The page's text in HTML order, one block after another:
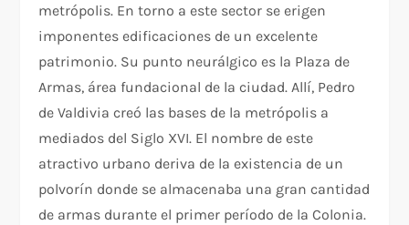
metrópolis. En torno a este sector se erigen
imponentes edificaciones de un excelente
patrimonio. Su punto neurálgico es la Plaza de
Armas, área fundacional de la ciudad. Allí, Pedro
de Valdivia creó las bases de la metrópolis a
mediados del Siglo XVI. El nombre de este
atractivo urbano deriva de la existencia de un
polvorín donde se almacenaba una gran cantidad
de armas durante el primer período de la Colonia.